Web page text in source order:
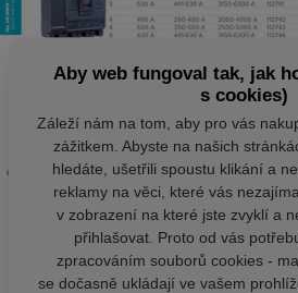
Aby web fungoval tak, jak
s cookies)
Záleží nám na tom, aby pro vás
zážitkem. Abyste na našich
hledáte, ušetřili spoustu klikání a
reklamy na věci, které vás
v zobrazení na které jste zvyklí a
přihlašovat. Proto od vás
zpracováním souborů cookies -
se dočasně ukládají ve vašem